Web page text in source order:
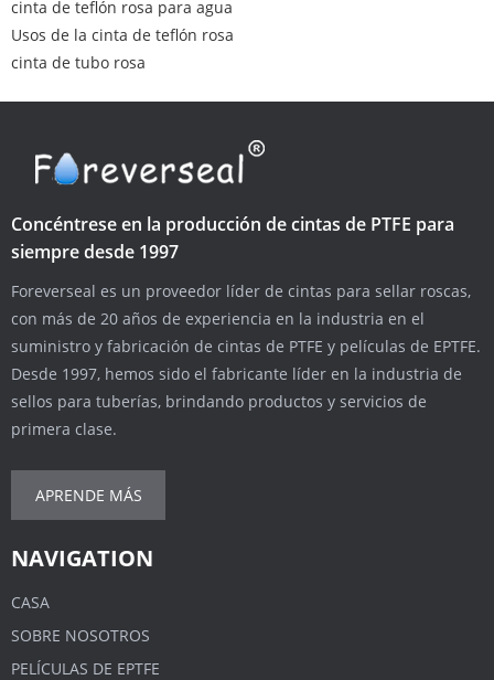
cinta de teflón rosa para agua
Usos de la cinta de teflón rosa
cinta de tubo rosa
Concéntrese en la producción de cintas de PTFE para
siempre desde 1997
Foreverseal es un proveedor líder de cintas para sellar roscas,
con más de 20 años de experiencia en la industria en el
suministro y fabricación de cintas de PTFE y películas de EPTFE.
Desde 1997, hemos sido el fabricante líder en la industria de
sellos para tuberías, brindando productos y servicios de
primera clase.
APRENDE MÁS
NAVIGATION
CASA
SOBRE NOSOTROS
PELÍCULAS DE EPTFE